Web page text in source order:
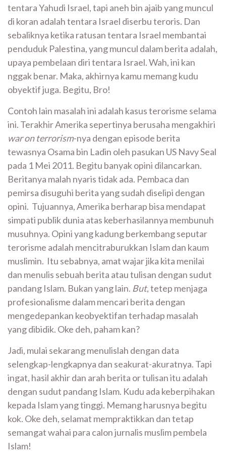
tentara Yahudi Israel, tapi aneh bin ajaib yang muncul
di koran adalah tentara Israel diserbu teroris. Dan
sebaliknya ketika ratusan tentara Israel membantai
penduduk Palestina, yang muncul dalam berita adalah,
upaya pembelaan diri tentara Israel. Wah, ini kan
nggak benar. Maka, akhirnya kamu memang kudu
obyektif juga. Begitu, Bro!
Contoh lain masalah ini adalah kasus terorisme selama
ini. Terakhir Amerika sepertinya berusaha mengakhiri
war on terrorism-nya dengan episode berita
tewasnya Osama bin Ladin oleh pasukan US Navy Seal
pada 1 Mei 2011. Begitu banyak opini dilancarkan.
Beritanya malah nyaris tidak ada. Pembaca dan
pemirsa disuguhi berita yang sudah diselipi dengan
opini. Tujuannya, Amerika berharap bisa mendapat
simpati publik dunia atas keberhasilannya membunuh
musuhnya. Opini yang kadung berkembang seputar
terorisme adalah mencitraburukkan Islam dan kaum
muslimin. Itu sebabnya, amat wajar jika kita menilai
dan menulis sebuah berita atau tulisan dengan sudut
pandang Islam. Bukan yang lain. But, tetep menjaga
profesionalisme dalam mencari berita dengan
mengedepankan keobyektifan terhadap masalah
yang dibidik. Oke deh, paham kan?
Jadi, mulai sekarang menulislah dengan data
selengkap-lengkapnya dan seakurat-akuratnya. Tapi
ingat, hasil akhir dan arah berita or tulisan itu adalah
dengan sudut pandang Islam. Kudu ada keberpihakan
kepada Islam yang tinggi. Memang harusnya begitu
kok. Oke deh, selamat mempraktikkan dan tetap
semangat wahai para calon jurnalis muslim pembela
Islam!